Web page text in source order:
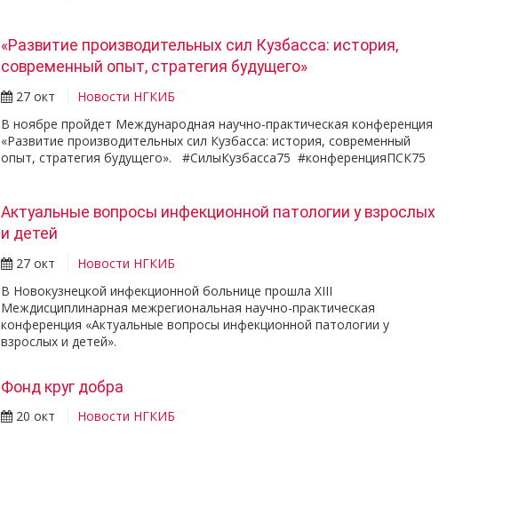
«Развитие производительных сил Кузбасса: история,
современный опыт, стратегия будущего»
27 окт
Новости НГКИБ
В ноябре пройдет Международная научно-практическая конференция
«Развитие производительных сил Кузбасса: история, современный
опыт, стратегия будущего». #СилыКузбасса75 #конференцияПСК75
Актуальные вопросы инфекционной патологии у взрослых
и детей
27 окт
Новости НГКИБ
В Новокузнецкой инфекционной больнице прошла XIII
Междисциплинарная межрегиональная научно-практическая
конференция «Актуальные вопросы инфекционной патологии у
взрослых и детей».
Фонд круг добра
20 окт Новости НГКИБ